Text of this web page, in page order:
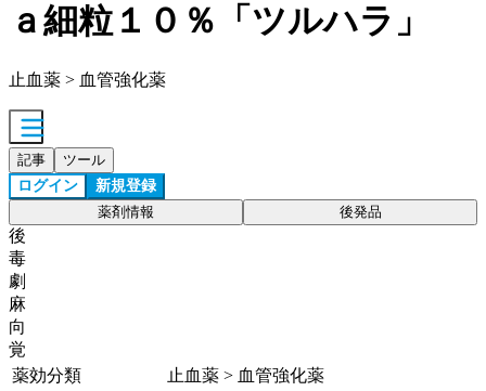
ａ細粒１０％「ツルハラ」
止血薬 > 血管強化薬
記事 ツール
ログイン 新規登録
薬剤情報 後発品
後
毒
劇
麻
向
覚
薬効分類
止血薬 > 血管強化薬